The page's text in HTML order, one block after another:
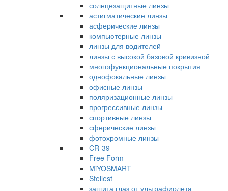
солнцезащитные линзы
астигматические линзы
асферические линзы
компьютерные линзы
линзы для водителей
линзы с высокой базовой кривизной
многофункциональные покрытия
однофокальные линзы
офисные линзы
поляризационные линзы
прогрессивные линзы
спортивные линзы
сферические линзы
фотохромные линзы
CR-39
Free Form
MiYOSMART
Stellest
защита глаз от ультрафиолета